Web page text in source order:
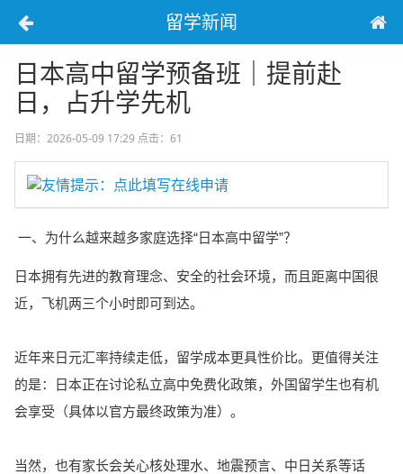
留学新闻
日本高中留学预备班｜提前赴
日，占升学先机
日期：2026-05-09 17:29 点击：61
友情提示：点此填写在线申请
一、为什么越来越多家庭选择“日本高中留学”？
日本拥有先进的教育理念、安全的社会环境，而且距离中国很
近，飞机两三个小时即可到达。
近年来日元汇率持续走低，留学成本更具性价比。更值得关注
的是：日本正在讨论私立高中免费化政策，外国留学生也有机
会享受（具体以官方最终政策为准）。
当然，也有家长会关心核处理水、地震预言、中日关系等话